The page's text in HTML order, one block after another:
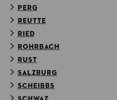
PERG
REUTTE
RIED
ROHRBACH
RUST
SALZBURG
SCHEIBBS